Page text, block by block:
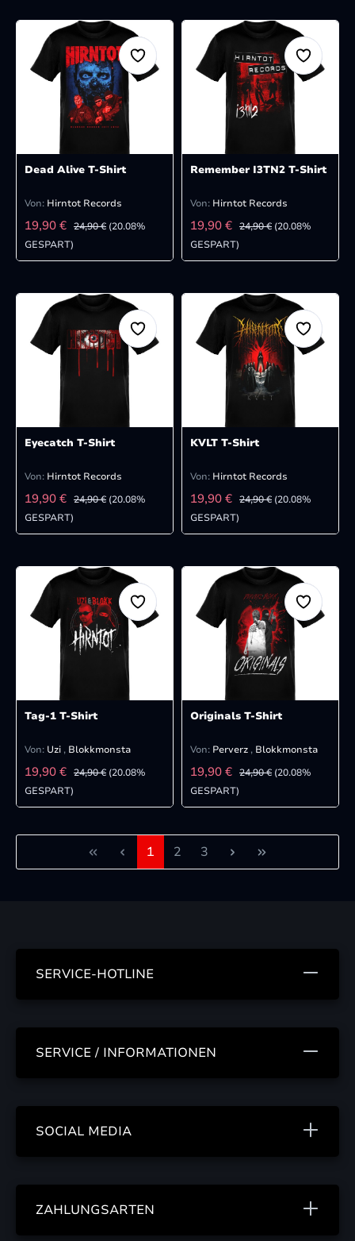
Dead Alive T-Shirt
Von: Hirntot Records
VERKAUFSPREIS:
19,90 € REGULÄRER PREIS:
24,90 € (20.08%
GESPART)
Remember I3TN2 T-Shirt
Von: Hirntot Records
VERKAUFSPREIS:
19,90 € REGULÄRER PREIS:
24,90 € (20.08%
GESPART)
Eyecatch T-Shirt
Von: Hirntot Records
VERKAUFSPREIS:
19,90 € REGULÄRER PREIS:
24,90 € (20.08%
GESPART)
KVLT T-Shirt
Von: Hirntot Records
VERKAUFSPREIS:
19,90 € REGULÄRER PREIS:
24,90 € (20.08%
GESPART)
Tag-1 T-Shirt
Von: Uzi , Blokkmonsta
VERKAUFSPREIS:
19,90 € REGULÄRER PREIS:
24,90 € (20.08%
GESPART)
Originals T-Shirt
Von: Perverz , Blokkmonsta
VERKAUFSPREIS:
19,90 € REGULÄRER PREIS:
24,90 € (20.08%
GESPART)
Seite
1 Seite
2 Seite
3
SERVICE-HOTLINE
SERVICE / INFORMATIONEN
SOCIAL MEDIA
ZAHLUNGSARTEN